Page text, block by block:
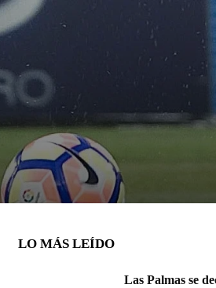
LO MÁS LEÍDO
Las Palmas se